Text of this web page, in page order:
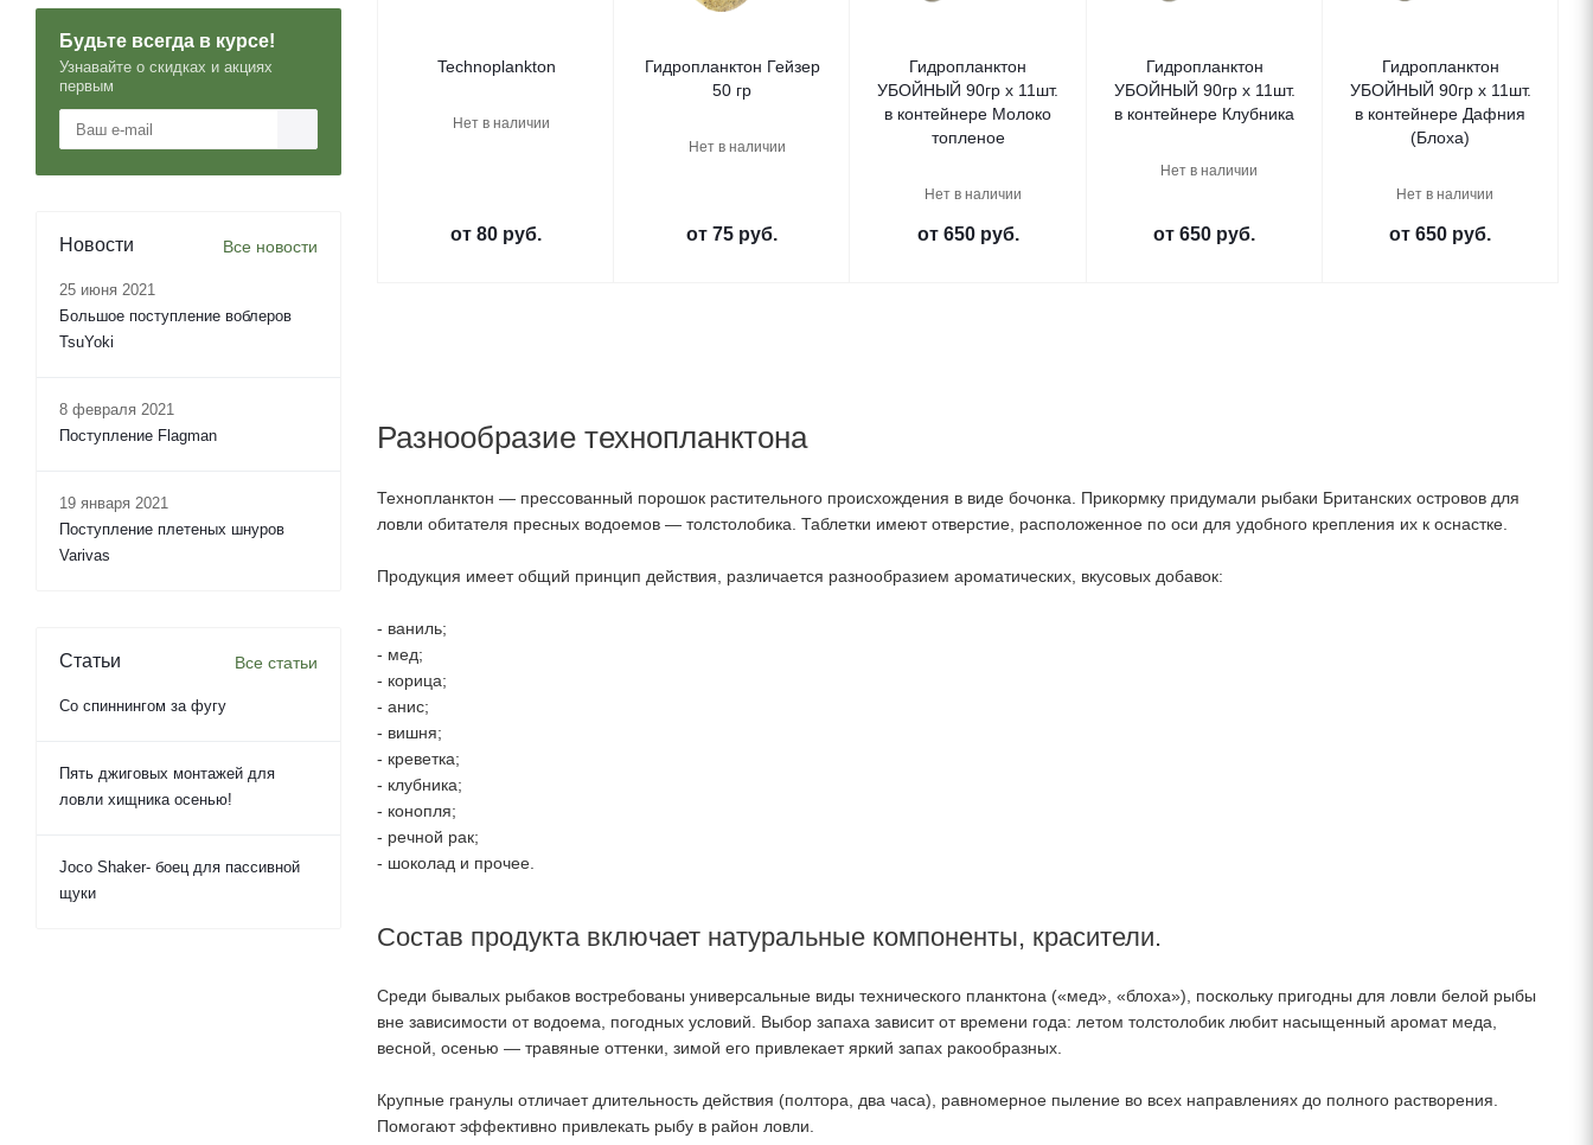
Technoplankton
Нет в наличии
от80 руб.
Гидропланктон Гейзер
50 гр
Нет в наличии
от75 руб.
Гидропланктон
УБОЙНЫЙ 90гр х 11шт.
в контейнере Молоко
топленое
Нет в наличии
от 650 руб.
Гидропланктон
УБОЙНЫЙ 90гр х 11шт.
в контейнере Клубника
Нет в наличии
от650 руб.
Гидропланктон
УБОЙНЫЙ 90гр х 11шт.
в контейнере Дафния
(Блоха)
Нет в наличии
от650 руб.
Разнообразие технопланктона
Технопланктон — прессованный порошок растительного происхождения в виде бочонка. Прикормку придумали рыбаки Британских островов для
ловли обитателя пресных водоемов — толстолобика. Таблетки имеют отверстие, расположенное по оси для удобного крепления их к оснастке.
Продукция имеет общий принцип действия, различается разнообразием ароматических, вкусовых добавок:
- ваниль;
- мед;
- корица;
- анис;
- вишня;
- креветка;
- клубника;
- конопля;
- речной рак;
- шоколад и прочее.
Состав продукта включает натуральные компоненты, красители.
Среди бывалых рыбаков востребованы универсальные виды технического планктона («мед», «блоха»), поскольку пригодны для ловли белой рыбы
вне зависимости от водоема, погодных условий. Выбор запаха зависит от времени года: летом толстолобик любит насыщенный аромат меда,
весной, осенью — травяные оттенки, зимой его привлекает яркий запах ракообразных.
Крупные гранулы отличает длительность действия (полтора, два часа), равномерное пыление во всех направлениях до полного растворения.
Помогают эффективно привлекать рыбу в район ловли.
Будьте всегда в курсе!
Узнавайте о скидках и акциях
первым
Новости Все новости
25 июня 2021
Большое поступление воблеров
TsuYoki
8 февраля 2021
Поступление Flagman
19 января 2021
Поступление плетеных шнуров
Varivas
Статьи Все статьи
Со спиннингом за фугу
Пять джиговых монтажей для
ловли хищника осенью!
Joco Shaker- боец для пассивной
щуки